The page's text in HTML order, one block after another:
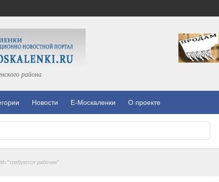
района
Новости E-Москаленки О проекте
"требуются рабочие"